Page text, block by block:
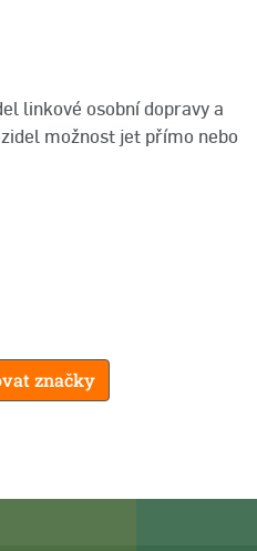
linkové osobní dopravy a
možnost jet přímo nebo
značky